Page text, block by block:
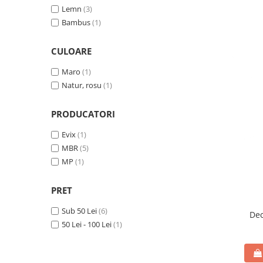
Lemn (3)
Bambus(1)
CULOARE
Maro (1)
Natur, rosu (1)
PRODUCATORI
Evix(1)
MBR(5)
MP (1)
PRET
Sub 50 Lei(6)
50 Lei - 100 Lei(1)